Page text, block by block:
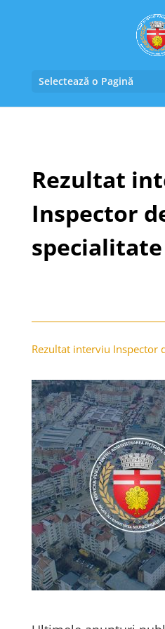
Selectează o Pagină
Rezultat
Inspector
specialitate
Rezultat interviu Inspector